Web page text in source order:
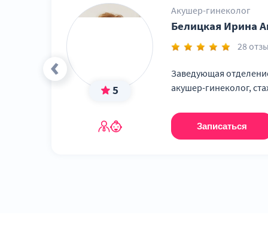
A16.20.091.001 Марсупиализация
Марсупиализация
матки простое, менее 1 см)
A16.20.096.001 Удаление
B01.001.002 Прием (осмотр,
B01.001.010 Прием (осмотр,
Прием (осмотр,
Прием (осмотр,
5
Акушер-гинеколог
Белицкая Ирина
28
Заведующая
акушер-гинеколог,
Записаться